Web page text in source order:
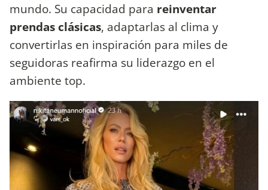
mundo. Su capacidad para reinventar
prendas clásicas, adaptarlas al clima y
convertirlas en inspiración para miles de
seguidoras reafirma su liderazgo en el
ambiente top.